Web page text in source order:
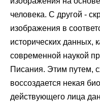
человека. С другой -
изображения в
исторических данных,
современной наукой
Писания. Этим путем,
воссоздается некая
действующего лица